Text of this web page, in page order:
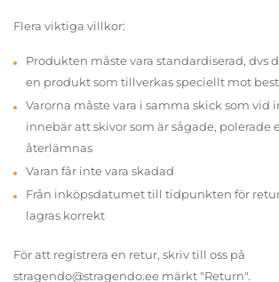
Flera viktiga villkor:
Produkten måste vara standardiserad, dvs
en produkt som tillverkas speciellt mot
Varorna måste vara i samma skick som vid
innebär att skivor som är sågade, polerade
återlämnas
Varan får inte vara skadad
Från inköpsdatumet till tidpunkten för
lagras korrekt
För att registrera en retur, skriv till oss på
stragendo@stragendo.ee märkt "Return".